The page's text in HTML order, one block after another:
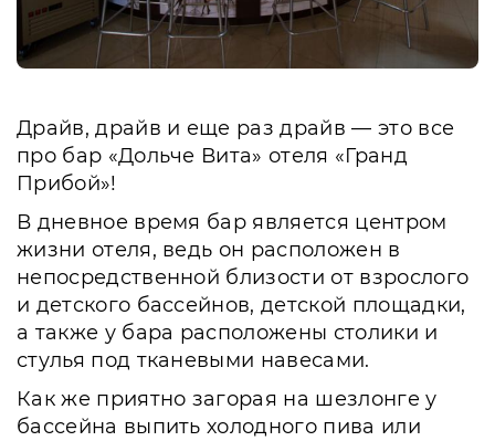
Драйв, драйв и еще раз драйв — это все
про бар «Дольче Вита» отеля «Гранд
Прибой»!
В дневное время бар является центром
жизни отеля, ведь он расположен в
непосредственной близости от взрослого
и детского бассейнов, детской площадки,
а также у бара расположены столики и
стулья под тканевыми навесами.
Как же приятно загорая на шезлонге у
бассейна выпить холодного пива или